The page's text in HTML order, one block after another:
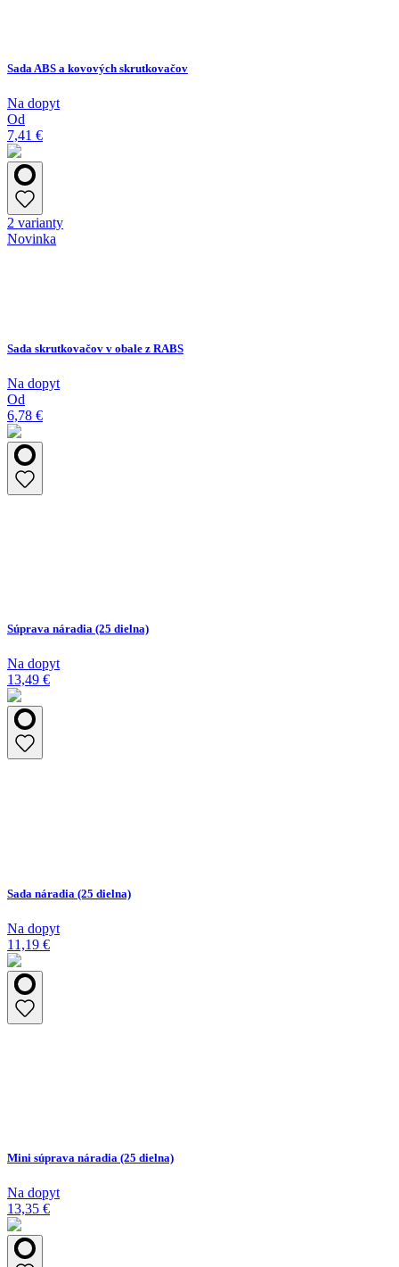
Sada ABS a kovových skrutkovačov
Na dopyt
Od
7,41 €
2 varianty
Novinka
Sada skrutkovačov v obale z RABS
Na dopyt
Od
6,78 €
Súprava náradia (25 dielna)
Na dopyt
13,49 €
Sada náradia (25 dielna)
Na dopyt
11,19 €
Mini súprava náradia (25 dielna)
Na dopyt
13,35 €